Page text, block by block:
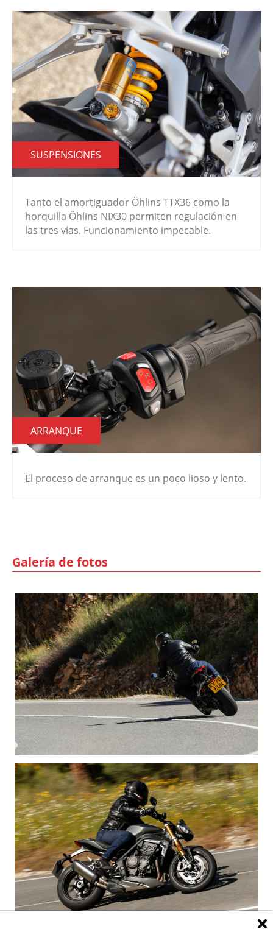
SUSPENSIONES
Tanto el amortiguador Öhlins TTX36 como la
horquilla Öhlins NIX30 permiten regulación en
las tres vías. Funcionamiento impecable.
ARRANQUE
El proceso de arranque es un poco lioso y lento.
Galería de fotos